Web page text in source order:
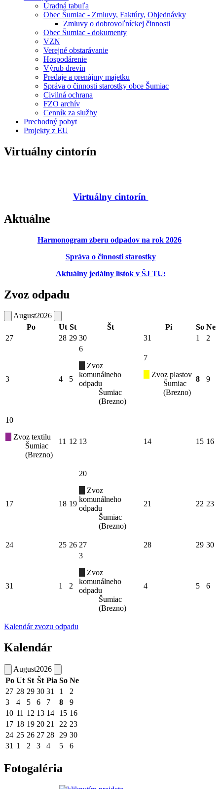
Úradná tabuľa
Obec Šumiac - Zmluvy, Faktúry, Objednávky
Zmluvy o dobrovoľníckej činnosti
Obec Šumiac - dokumenty
VZN
Verejné obstarávanie
Hospodárenie
Výrub drevín
Predaje a prenájmy majetku
Správa o činnosti starostky obce Šumiac
Civilná ochrana
FZO archív
Cenník za služby
Prechodný pobyt
Projekty z EU
Virtuálny cintorín
Virtuálny cintorín
Aktuálne
Harmonogram zberu odpadov na rok 2026
Správa o činnosti starostky
Aktuálny jedálny lístok v ŠJ TU:
Zvoz odpadu
August2026
Po
Ut St Št Pi So Ne
27
28 29 30 31 1 2
3 4 5
6
Zvoz
komunálneho
odpadu
Šumiac
(Brezno)
7
Zvoz plastov
Šumiac
(Brezno)
8 9
10
Zvoz textilu
Šumiac
(Brezno)
11 12 13 14 15 16
17 18 19
20
Zvoz
komunálneho
odpadu
Šumiac
(Brezno)
21 22 23
24 25 26 27 28 29 30
31 1 2
3
Zvoz
komunálneho
odpadu
Šumiac
(Brezno)
4 5 6
Kalendár zvozu odpadu
Kalendár
August2026
Po Ut St Št Pia So Ne
27 28 29 30 31 1
2
3
4 5 6 7 8
9
10 11 12 13 14 15 16
17 18 19 20 21 22 23
24 25 26 27 28 29 30
31 1 2 3 4 5 6
Fotogaléria